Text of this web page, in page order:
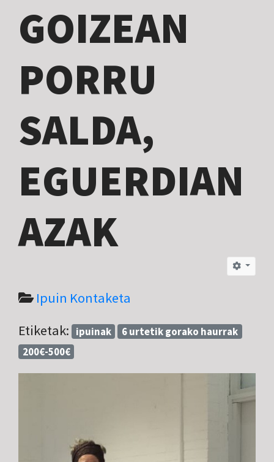
GOIZEAN
PORRU
SALDA,
EGUERDIAN
AZAK
Ipuin Kontaketa
Etiketak: ipuinak
6 urtetik gorako haurrak
200€-500€